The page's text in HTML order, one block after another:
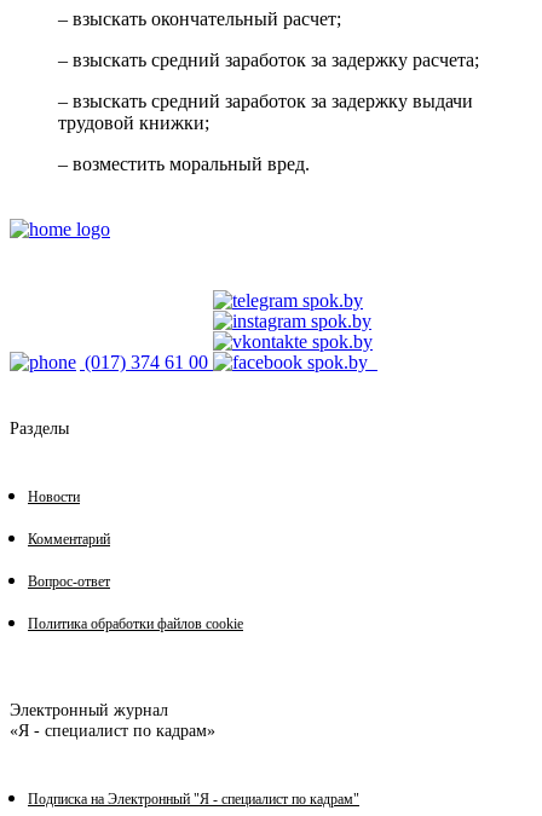
– взыскать окончательный расчет;
– взыскать средний заработок за задержку расчета;
– взыскать средний заработок за задержку выдачи
трудовой книжки;
– возместить моральный вред.
(017) 374 61 00
Разделы
Новости
Комментарий
Вопрос-ответ
Политика обработки файлов cookie
Электронный журнал
«Я - специалист по кадрам»
Подписка на Электронный "Я - специалист по кадрам"